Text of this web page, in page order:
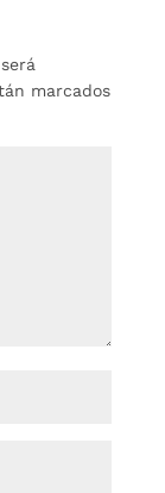
marcados